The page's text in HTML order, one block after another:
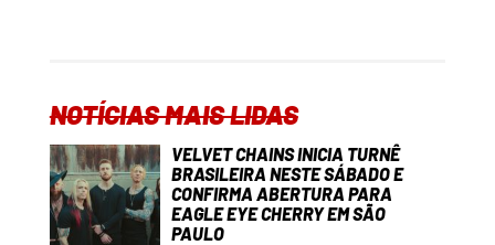
NOTÍCIAS MAIS LIDAS
VELVET CHAINS INICIA TURNÊ
BRASILEIRA NESTE SÁBADO E
CONFIRMA ABERTURA PARA
EAGLE EYE CHERRY EM SÃO
PAULO